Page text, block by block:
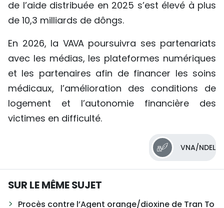
de l’aide distribuée en 2025 s’est élevé à plus
de 10,3 milliards de dôngs.
En 2026, la VAVA poursuivra ses partenariats
avec les médias, les plateformes numériques
et les partenaires afin de financer les soins
médicaux, l’amélioration des conditions de
logement et l’autonomie financière des
victimes en difficulté.
VNA/NDEL
SUR LE MÊME SUJET
Procès contre l’Agent orange/dioxine de Tran To